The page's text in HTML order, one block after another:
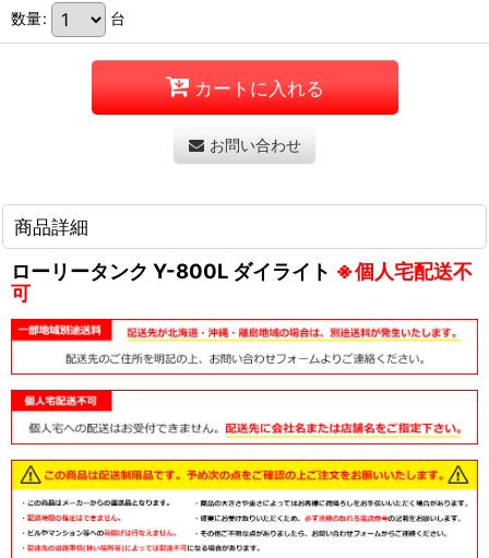
数量: 台
カートに入れる
お問い合わせ
商品詳細
ローリータンク Y-800L ダイライト ※個人宅配送不
可